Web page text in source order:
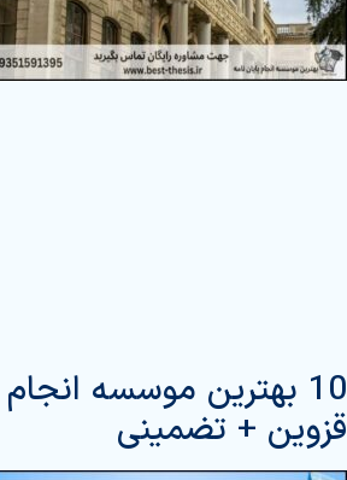
10 بهترین موسسه
قزوین + تضمینی